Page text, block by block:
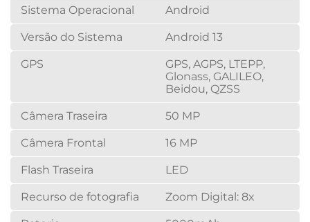
Sistema Operacional Android
Versão do Sistema Android 13
GPS
GPS, AGPS, LTEPP,
Glonass, GALILEO,
Beidou, QZSS
Câmera Traseira 50 MP
Câmera Frontal 16 MP
Flash Traseira LED
Recurso de fotografia Zoom Digital: 8x